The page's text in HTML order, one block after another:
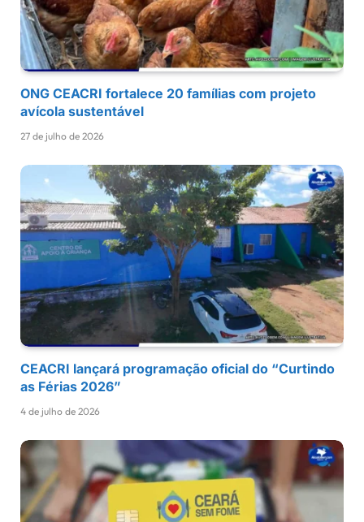
ONG CEACRI fortalece 20 famílias com projeto
avícola sustentável
27 de julho de 2026
CEACRI lançará programação oficial do “Curtindo
as Férias 2026”
4 de julho de 2026